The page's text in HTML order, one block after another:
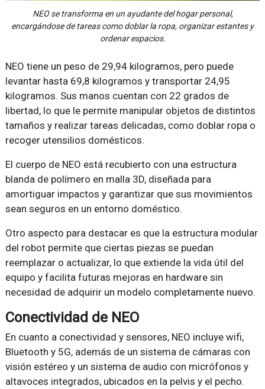
NEO se transforma en un ayudante del hogar personal,
encargándose de tareas como doblar la ropa, organizar estantes y
ordenar espacios.
NEO tiene un peso de 29,94 kilogramos, pero puede
levantar hasta 69,8 kilogramos y transportar 24,95
kilogramos. Sus manos cuentan con 22 grados de
libertad, lo que le permite manipular objetos de distintos
tamaños y realizar tareas delicadas, como doblar ropa o
recoger utensilios domésticos.
El cuerpo de NEO está recubierto con una estructura
blanda de polímero en malla 3D, diseñada para
amortiguar impactos y garantizar que sus movimientos
sean seguros en un entorno doméstico.
Otro aspecto para destacar es que la estructura modular
del robot permite que ciertas piezas se puedan
reemplazar o actualizar, lo que extiende la vida útil del
equipo y facilita futuras mejoras en hardware sin
necesidad de adquirir un modelo completamente nuevo.
Conectividad de NEO
En cuanto a conectividad y sensores, NEO incluye wifi,
Bluetooth y 5G, además de un sistema de cámaras con
visión estéreo y un sistema de audio con micrófonos y
altavoces integrados, ubicados en la pelvis y el pecho.